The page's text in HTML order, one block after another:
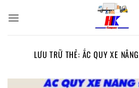
qua
LƯU TRỮ THẺ: ẮC QUY XE